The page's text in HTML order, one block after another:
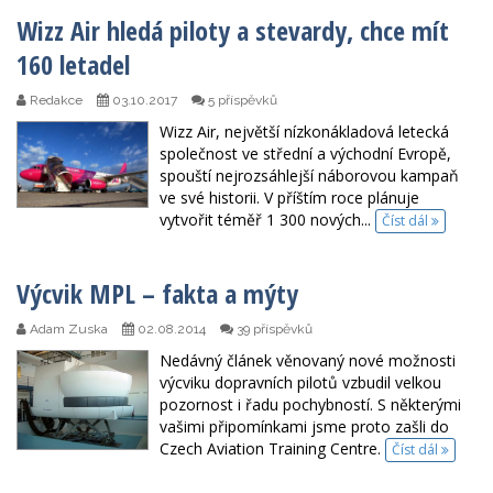
Wizz Air hledá piloty a stevardy, chce mít
160 letadel
Redakce 03.10.2017 5 příspěvků
Wizz Air, největší nízkonákladová letecká
společnost ve střední a východní Evropě,
spouští nejrozsáhlejší náborovou kampaň
ve své historii. V příštím roce plánuje
vytvořit téměř 1 300 nových...
Číst dál
Výcvik MPL – fakta a mýty
Adam Zuska 02.08.2014 39 příspěvků
Nedávný článek věnovaný nové možnosti
výcviku dopravních pilotů vzbudil velkou
pozornost i řadu pochybností. S některými
vašimi připomínkami jsme proto zašli do
Czech Aviation Training Centre.
Číst dál